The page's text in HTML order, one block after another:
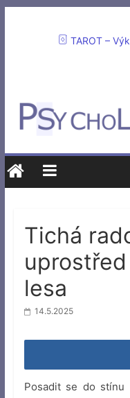
TAROT –
Tichá
lesa
14.5.2025
Posadit se do stínu